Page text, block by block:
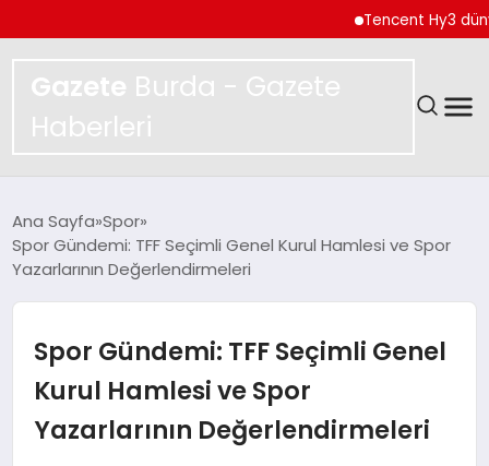
Tencent Hy3 dünya
Gazete Burda - Gazete
Haberleri
SPOR
YAŞAM
EKONOMI
Ana Sayfa Spor
Spor Gündemi: TFF Seçimli Genel Kurul Hamlesi ve Spor
Yazarlarının Değerlendirmeleri
Spor Gündemi: TFF Seçimli Genel
Kurul Hamlesi ve Spor
Yazarlarının Değerlendirmeleri